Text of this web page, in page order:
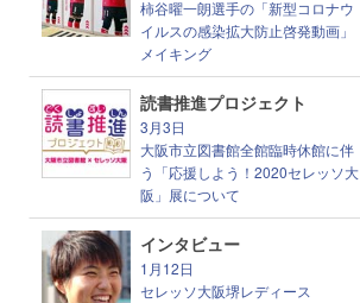
柿谷曜一朗選手の「新型コロナウ
イルスの感染拡大防止啓発動画」
メイキング
読書推進プロジェクト
3月3日
大阪市立図書館全館臨時休館に伴
う「応援しよう！2020セレッソ大
阪」展について
インタビュー
1月12日
セレッソ大阪堺レディース